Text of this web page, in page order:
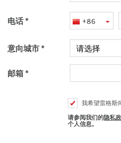
电话 +86
意向城市 请选择
邮箱
我希望雷格斯
请参阅我们的隐私
个人信息。